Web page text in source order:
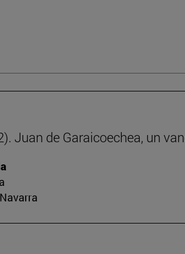
Juan de Garaicoechea, un